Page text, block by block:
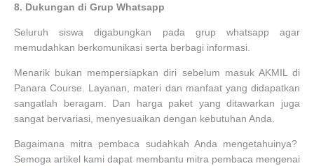
8. Dukungan di Grup Whatsapp
Seluruh siswa digabungkan pada grup whatsapp agar
memudahkan berkomunikasi serta berbagi informasi.
Menarik bukan mempersiapkan diri sebelum masuk AKMIL di
Panara Course. Layanan, materi dan manfaat yang didapatkan
sangatlah beragam. Dan harga paket yang ditawarkan juga
sangat bervariasi, menyesuaikan dengan kebutuhan Anda.
Bagaimana mitra pembaca sudahkah Anda mengetahuinya?
Semoga artikel kami dapat membantu mitra pembaca mengenai